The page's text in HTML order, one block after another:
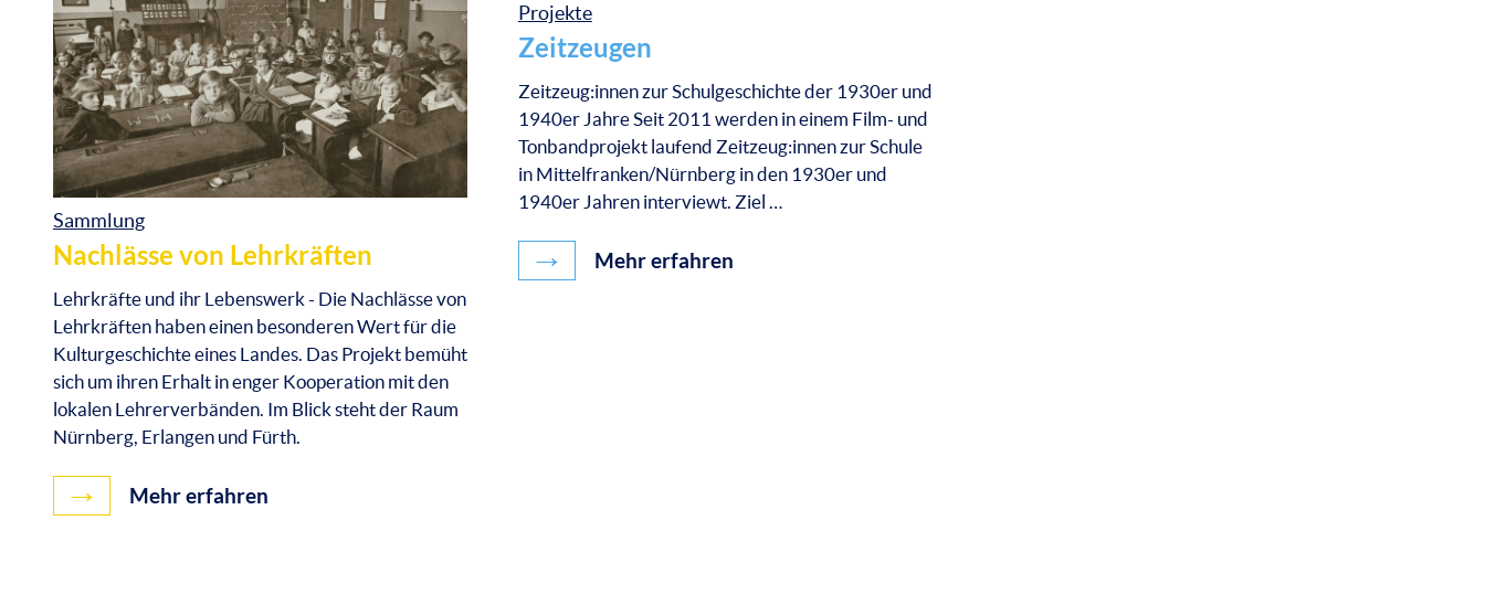
Projekte
Zeitzeugen
Zeitzeug:innen zur Schulgeschichte der 1930er und
1940er Jahre Seit 2011 werden in einem Film- und
Tonbandprojekt laufend Zeitzeug:innen zur Schule
in Mittelfranken/Nürnberg in den 1930er und
1940er Jahren interviewt. Ziel …
→ Mehr erfahren
Sammlung
Nachlässe von Lehrkräften
Lehrkräfte und ihr Lebenswerk - Die Nachlässe von
Lehrkräften haben einen besonderen Wert für die
Kulturgeschichte eines Landes. Das Projekt bemüht
sich um ihren Erhalt in enger Kooperation mit den
lokalen Lehrerverbänden. Im Blick steht der Raum
Nürnberg, Erlangen und Fürth.
→ Mehr erfahren